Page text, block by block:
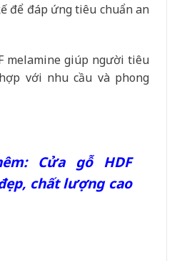
để đáp ứng tiêu chuẩn an
melamine giúp người tiêu
với nhu cầu và phong
Cửa gỗ HDF
chất lượng cao